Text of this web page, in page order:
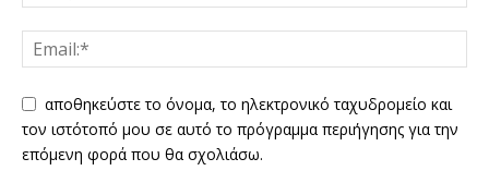
αποθηκεύστε το όνομα, το ηλεκτρονικό ταχυδρομείο και
τον ιστότοπό μου σε αυτό το πρόγραμμα περιήγησης για την
επόμενη φορά που θα σχολιάσω.